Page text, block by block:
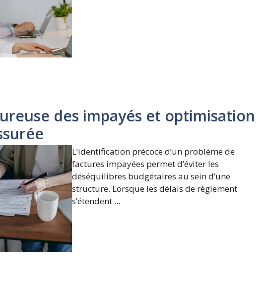
des impayés et optimisation
L’identification précoce d’un problème de
factures impayées permet d’éviter les
déséquilibres budgétaires au sein d’une
structure. Lorsque les délais de règlement
s’étendent ...